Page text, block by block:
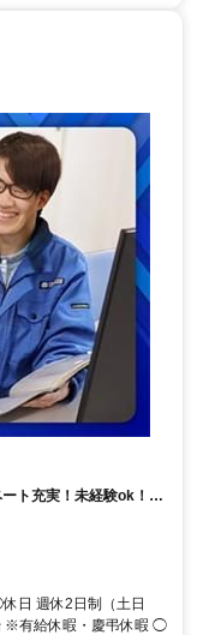
ト充実！未経験ok！人
日 週休2日制（土日
※有給休暇・慶弔休暇 ◯